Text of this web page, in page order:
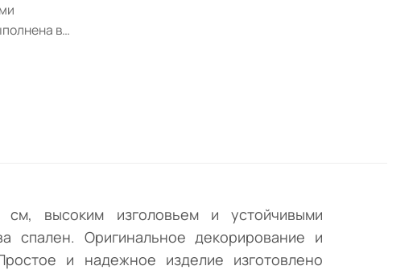
в
высоким изголовьем и устойчивыми
спален. Оригинальное декорирование и
и надежное изделие изготовлено